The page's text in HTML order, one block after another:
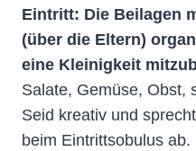
Eintritt: Die Beilagen
(über die Eltern)
eine Kleinigkeit
Salate, Gemüse, Obst,
Seid kreativ und
beim Eintrittsobulus ab.